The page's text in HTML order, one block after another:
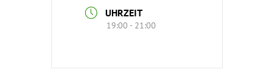
UHRZEIT
19:00 - 21:00